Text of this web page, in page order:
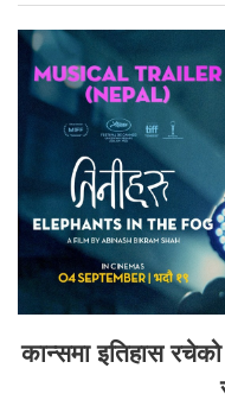
कान्समा इतिहास